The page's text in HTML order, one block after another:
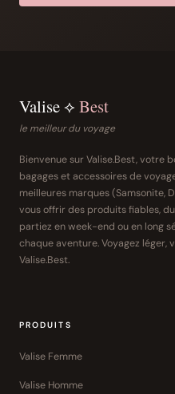
Valise ⟡ Best
le meilleur du voyage
Bienvenue sur Valise.Best, votre
bagages et accessoires de
meilleures marques (Samsonite,
vous offrir des produits fiables,
partiez en week-end ou en long
chaque aventure. Voyagez léger,
Valise.Best.
PRODUITS
Valise Femme
Valise Homme